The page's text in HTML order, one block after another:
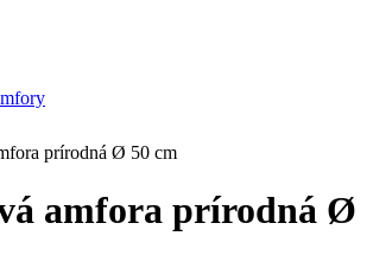
prírodná Ø 50 cm
amfora prírodná Ø